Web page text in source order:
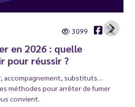
3099
en 2026 : quelle
pour réussir ?
accompagnement, substituts…
méthodes pour arrêter de fumer
convient.